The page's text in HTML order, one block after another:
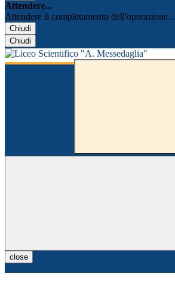
Attendere...
Attendere il completamento dell'operazione...
Chiudi
Chiudi
close